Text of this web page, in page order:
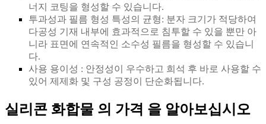
너지 코팅을 형성할 수 있습니다.
투과성과 필름 형성 특성의 균형: 분자 크기가 적당하여
다공성 기재 내부에 효과적으로 침투할 수 있을 뿐만 아
니라 표면에 연속적인 소수성 필름을 형성할 수 있습니
다.
사용 용이성 : 안정성이 우수하고 희석 후 바로 사용할 수
있어 제제화 및 구성 공정이 단순화됩니다.
실리콘 화합물 의 가격 을 알아보십시오